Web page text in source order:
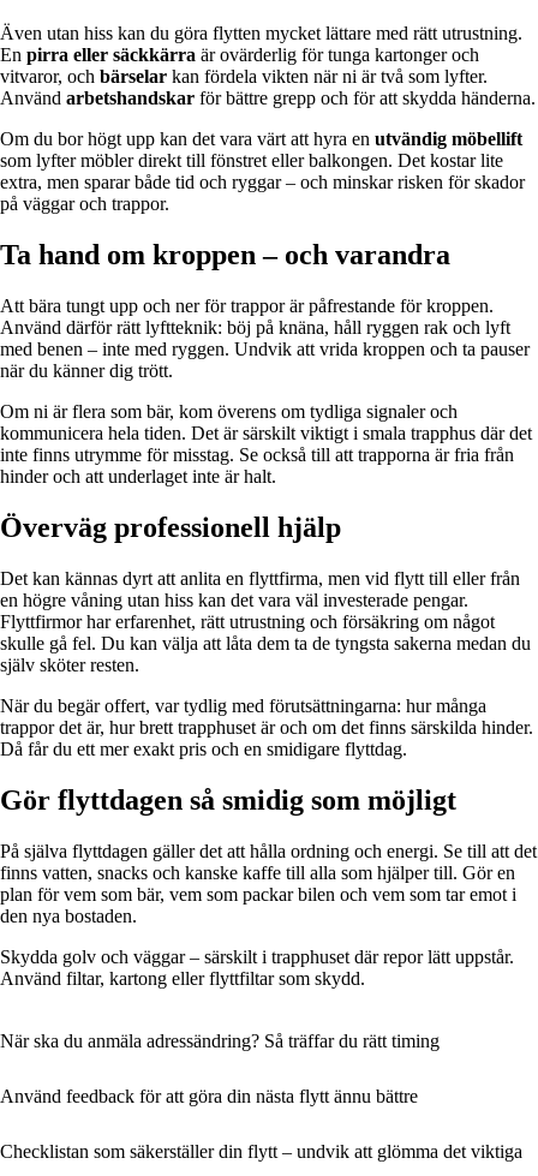
Även utan hiss kan du göra flytten mycket lättare med rätt utrustning.
En pirra eller säckkärra är ovärderlig för tunga kartonger och
vitvaror, och bärselar kan fördela vikten när ni är två som lyfter.
Använd arbetshandskar för bättre grepp och för att skydda händerna.
Om du bor högt upp kan det vara värt att hyra en utvändig möbellift
som lyfter möbler direkt till fönstret eller balkongen. Det kostar lite
extra, men sparar både tid och ryggar – och minskar risken för skador
på väggar och trappor.
Ta hand om kroppen – och varandra
Att bära tungt upp och ner för trappor är påfrestande för kroppen.
Använd därför rätt lyftteknik: böj på knäna, håll ryggen rak och lyft
med benen – inte med ryggen. Undvik att vrida kroppen och ta pauser
när du känner dig trött.
Om ni är flera som bär, kom överens om tydliga signaler och
kommunicera hela tiden. Det är särskilt viktigt i smala trapphus där det
inte finns utrymme för misstag. Se också till att trapporna är fria från
hinder och att underlaget inte är halt.
Överväg professionell hjälp
Det kan kännas dyrt att anlita en flyttfirma, men vid flytt till eller från
en högre våning utan hiss kan det vara väl investerade pengar.
Flyttfirmor har erfarenhet, rätt utrustning och försäkring om något
skulle gå fel. Du kan välja att låta dem ta de tyngsta sakerna medan du
själv sköter resten.
När du begär offert, var tydlig med förutsättningarna: hur många
trappor det är, hur brett trapphuset är och om det finns särskilda hinder.
Då får du ett mer exakt pris och en smidigare flyttdag.
Gör flyttdagen så smidig som möjligt
På själva flyttdagen gäller det att hålla ordning och energi. Se till att det
finns vatten, snacks och kanske kaffe till alla som hjälper till. Gör en
plan för vem som bär, vem som packar bilen och vem som tar emot i
den nya bostaden.
Skydda golv och väggar – särskilt i trapphuset där repor lätt uppstår.
Använd filtar, kartong eller flyttfiltar som skydd.
När ska du anmäla adressändring? Så träffar du rätt timing
Använd feedback för att göra din nästa flytt ännu bättre
Checklistan som säkerställer din flytt – undvik att glömma det viktiga